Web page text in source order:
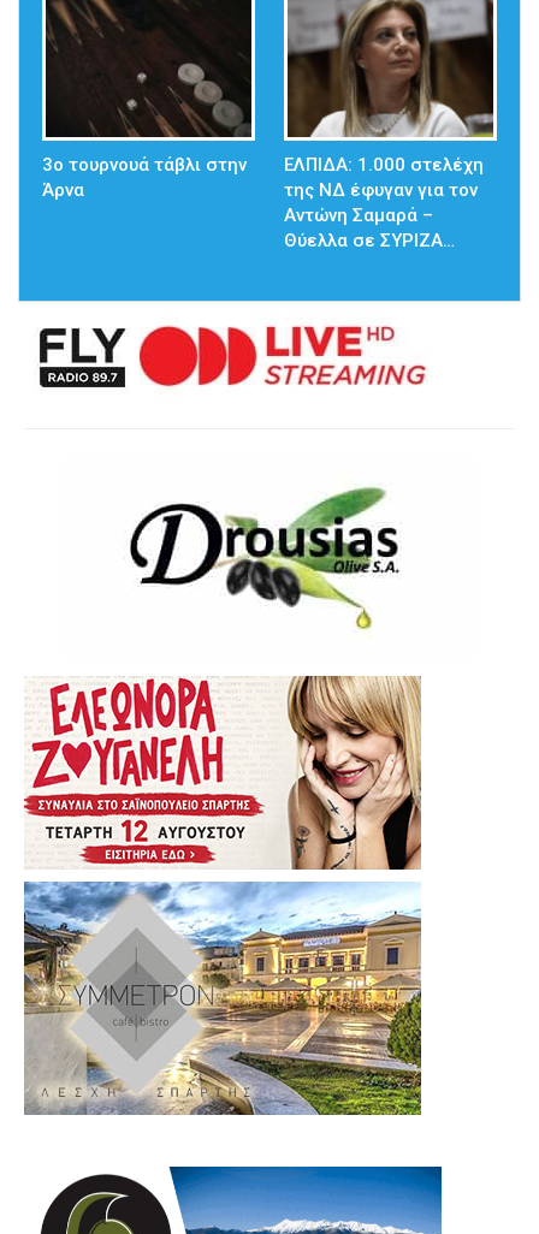
3ο τουρνουά τάβλι στην
Άρνα
ΕΛΠΙΔΑ: 1.000 στελέχη
της ΝΔ έφυγαν για τον
Αντώνη Σαμαρά –
Θύελλα σε ΣΥΡΙΖΑ…